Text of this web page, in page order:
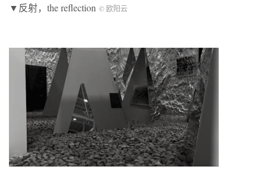
▼反射，the reflection © 欧阳云